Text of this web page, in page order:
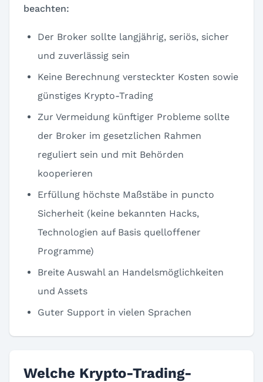
beachten:
Der Broker sollte langjährig, seriös, sicher
und zuverlässig sein
Keine Berechnung versteckter Kosten sowie
günstiges Krypto-Trading
Zur Vermeidung künftiger Probleme sollte
der Broker im gesetzlichen Rahmen
reguliert sein und mit Behörden
kooperieren
Erfüllung höchste Maßstäbe in puncto
Sicherheit (keine bekannten Hacks,
Technologien auf Basis quelloffener
Programme)
Breite Auswahl an Handelsmöglichkeiten
und Assets
Guter Support in vielen Sprachen
Welche Krypto-Trading-